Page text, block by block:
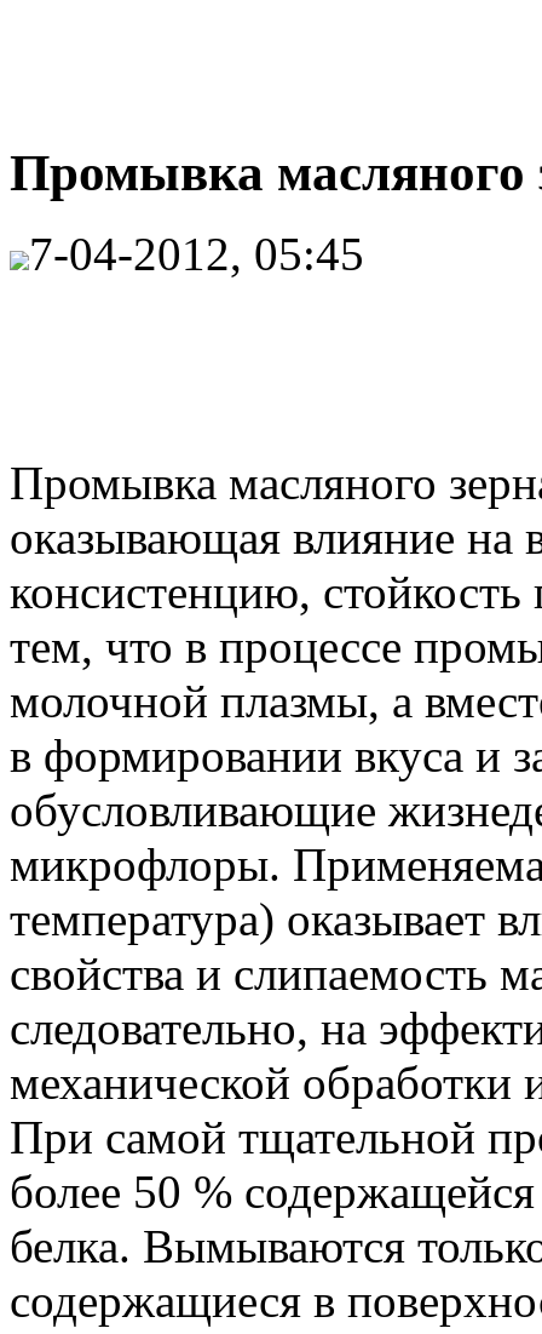
Промывка масляного
7-04-2012, 05:45
Промывка масляного
оказывающая влияние на
консистенцию,
тем, что в процессе
молочной плазмы, а
в формировании вкуса и
обусловливающие
микрофлоры.
температура) оказывает
свойства и слипаемость
следовательно, на
механической обработки
При самой тщательной
более 50 %
белка. Вымываются
содержащиеся в